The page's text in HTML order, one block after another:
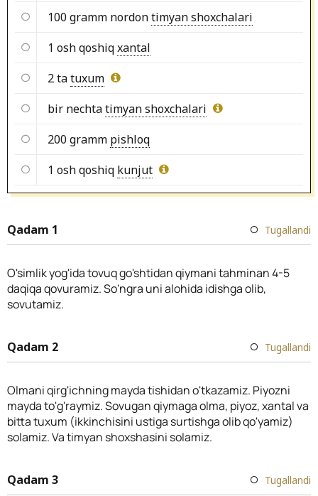
100 gramm nordontimyan shoxchalari
1 osh qoshiqxantal
2 tatuxum
bir nechtatimyan shoxchalari
200 gramm pishloq
1 osh qoshiq kunjut
Qadam 1 Tugallandi
O'simlik yog'ida tovuq go'shtidan qiymani tahminan 4-5
daqiqa qovuramiz. So'ngra uni alohida idishga olib,
sovutamiz.
Qadam 2 Tugallandi
Olmani qirg'ichning mayda tishidan o'tkazamiz. Piyozni
mayda to'g'raymiz. Sovugan qiymaga olma, piyoz, xantal va
bitta tuxum (ikkinchisini ustiga surtishga olib qo'yamiz)
solamiz. Va timyan shoxshasini solamiz.
Qadam 3 Tugallandi